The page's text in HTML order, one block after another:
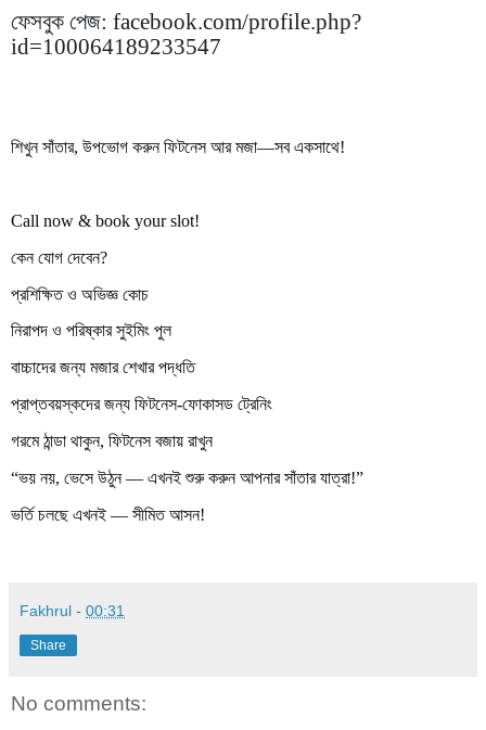
ফেসবুক পেজ: facebook.com/profile.php?
id=100064189233547
শিখুন সাঁতার, উপভোগ করুন ফিটনেস আর মজা—সব একসাথে!
Call now & book your slot!
কেন যোগ দেবেন?
প্রশিক্ষিত ও অভিজ্ঞ কোচ
নিরাপদ ও পরিষ্কার সুইমিং পুল
বাচ্চাদের জন্য মজার শেখার পদ্ধতি
প্রাপ্তবয়স্কদের জন্য ফিটনেস-ফোকাসড ট্রেনিং
গরমে ঠান্ডা থাকুন, ফিটনেস বজায় রাখুন
“ভয় নয়, ভেসে উঠুন — এখনই শুরু করুন আপনার সাঁতার যাত্রা!”
ভর্তি চলছে এখনই — সীমিত আসন!
Fakhrul - 00:31
Share
No comments: